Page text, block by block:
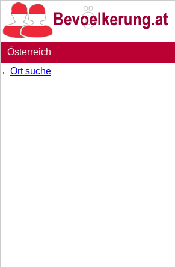
Österreich
←Ort suche